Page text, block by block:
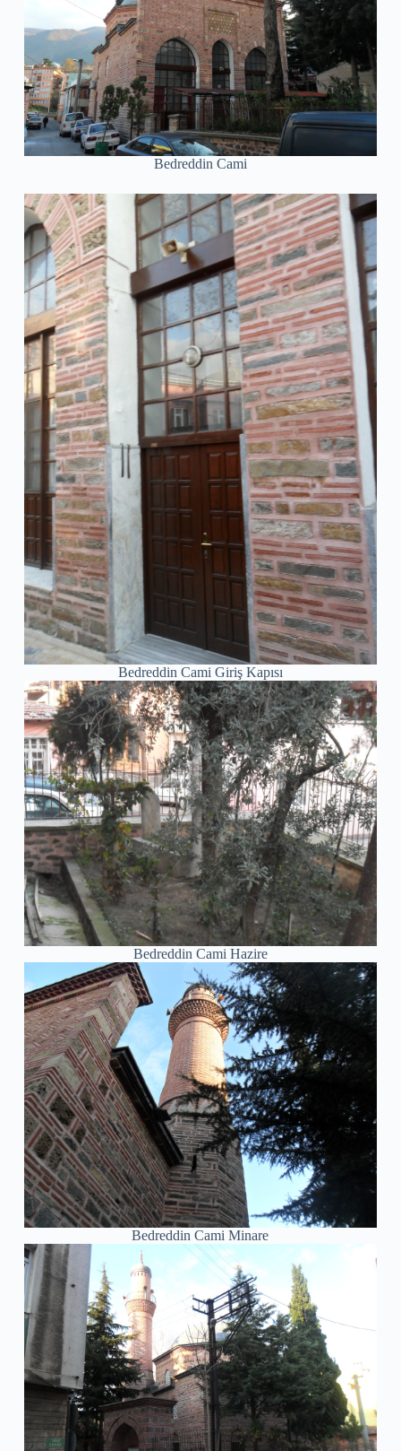
Bedreddin Cami
Bedreddin Cami Giriş Kapısı
Bedreddin Cami Hazire
Bedreddin Cami Minare